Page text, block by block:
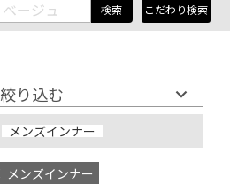
検索 こだわり検索
絞り込む
メンズインナー
メンズインナー